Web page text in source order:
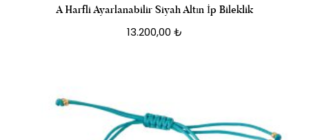
A Harfli Ayarlanabilir Siyah Altın İp Bileklik
13.200,00 ₺